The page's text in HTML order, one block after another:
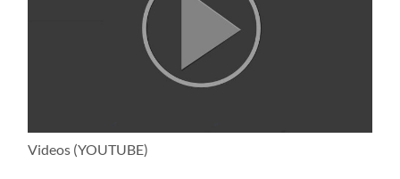
Videos (YOUTUBE)